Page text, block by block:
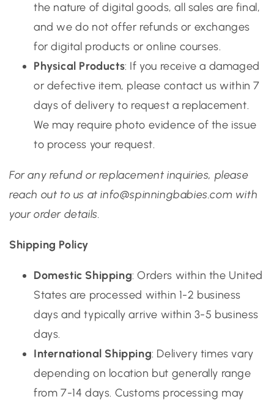
the nature of digital goods, all sales are final,
and we do not offer refunds or exchanges
for digital products or online courses.
Physical Products: If you receive a damaged
or defective item, please contact us within 7
days of delivery to request a replacement.
We may require photo evidence of the issue
to process your request.
For any refund or replacement inquiries, please
reach out to us at info@spinningbabies.com with
your order details.
Shipping Policy
Domestic Shipping: Orders within the United
States are processed within 1-2 business
days and typically arrive within 3-5 business
days.
International Shipping: Delivery times vary
depending on location but generally range
from 7-14 days. Customs processing may